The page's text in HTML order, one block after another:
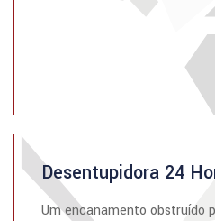
Desentupidora 24
Um encanamento obstruído